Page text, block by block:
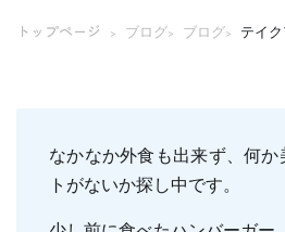
歯周病の治療
トップページ > ブログ> ブログ> テイ
なかなか外食も出来ず、何
トがないか探し中です。